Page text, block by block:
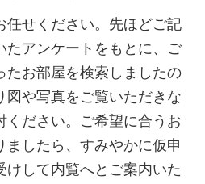
任せください。先ほどご記
たアンケートをもとに、ご
たお部屋を検索しましたの
図や写真をご覧いただきな
ください。ご希望に合うお
ましたら、すみやかに仮申
けして内覧へとご案内いた